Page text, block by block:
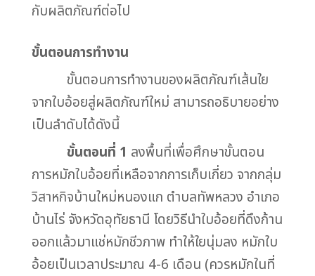
กับผลิตภัณฑ์ต่อไป
ขั้นตอนการทำงาน
ขั้นตอนการทำงานของผลิตภัณฑ์เส้นใย
จากใบอ้อยสู่ผลิตภัณฑ์ใหม่ สามารถอธิบายอย่าง
เป็นลำดับได้ดังนี้
ขั้นตอนที่ 1 ลงพื้นที่เพื่อศึกษาขั้นตอน
การหมักใบอ้อยที่เหลือจากการเก็บเกี่ยว จากกลุ่ม
วิสาหกิจบ้านใหม่หนองแก ตำบลทัพหลวง อำเภอ
บ้านไร่ จังหวัดอุทัยธานี โดยวิธีนำใบอ้อยที่ดึงก้าน
ออกแล้วมาแช่หมักชีวภาพ ทำให้ใยนุ่มลง หมักใบ
อ้อยเป็นเวลาประมาณ 4-6 เดือน (ควรหมักในที่